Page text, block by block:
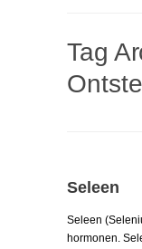
Tag
Seleen
Seleen
hormonen.